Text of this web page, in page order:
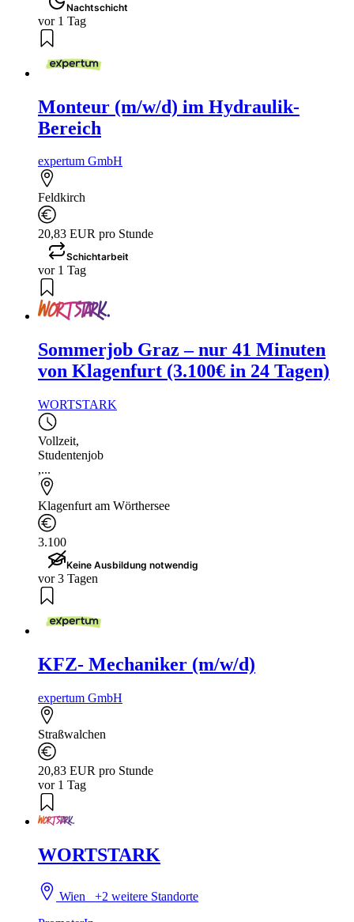
Nachtschicht
vor 1 Tag
Monteur (m/w/d) im Hydraulik-
Bereich
expertum GmbH
Feldkirch
20,83 EUR pro Stunde
Schichtarbeit
vor 1 Tag
Sommerjob Graz – nur 41 Minuten
von Klagenfurt (3.100€ in 24 Tagen)
WORTSTARK
Vollzeit,
Studentenjob
,...
Klagenfurt am Wörthersee
3.100
Keine Ausbildung notwendig
vor 3 Tagen
KFZ- Mechaniker (m/w/d)
expertum GmbH
Straßwalchen
20,83 EUR pro Stunde
vor 1 Tag
WORTSTARK
Wien+2 weitere Standorte